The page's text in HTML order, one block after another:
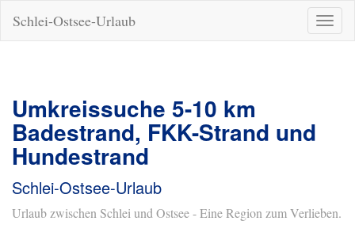
ein-/
Schlei-Ostsee-Urlaub
Umkreissuche 5-10 km
Badestrand, FKK-Strand und
Hundestrand
Schlei-Ostsee-Urlaub
Urlaub zwischen Schlei und Ostsee - Eine Region zum Verlieben.